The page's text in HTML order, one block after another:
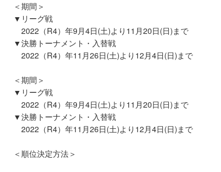
＜期間＞
▼リーグ戦
2022（R4）年9月4日(土)より11月20日(日)まで
▼決勝トーナメント・入替戦
2022（R4）年11月26日(土)より12月4日(日)まで
＜期間＞
▼リーグ戦
2022（R4）年9月4日(土)より11月20日(日)まで
▼決勝トーナメント・入替戦
2022（R4）年11月26日(土)より12月4日(日)まで
＜順位決定方法＞